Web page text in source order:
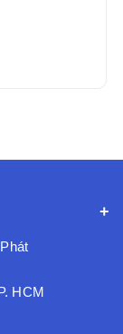
HCM